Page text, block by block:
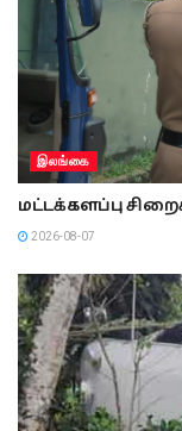
இலங்கை
மட்டக்களப்பு
2026-08-07